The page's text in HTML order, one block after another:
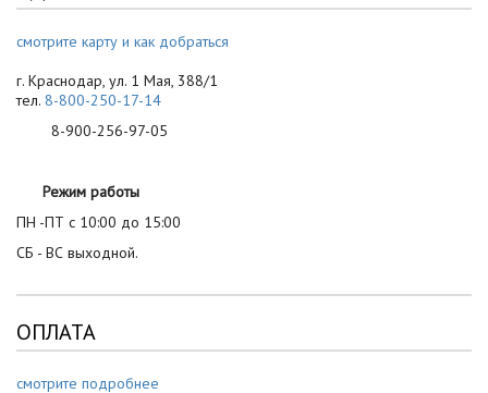
смотрите карту и как добраться
г. Краснодар, ул. 1 Мая, 388/1
тел. 8-800-250-17-14
8-900-256-97-05
Режим работы
ПН -ПТ с 10:00 до 15:00
СБ - ВС выходной.
ОПЛАТА
смотрите подробнее